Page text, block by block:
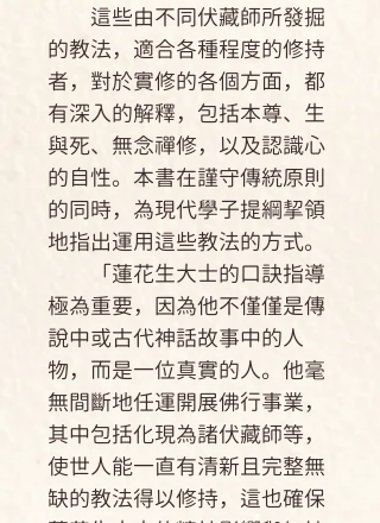
這些由不同伏藏師所發掘
的教法，適合各種程度的修持
者，對於實修的各個方面，都
有深入的解釋，包括本尊、生
與死、無念禪修，以及認識心
的自性。本書在謹守傳統原則
的同時，為現代學子提綱挈領
地指出運用這些教法的方式。
「蓮花生大士的口訣指導
極為重要，因為他不僅僅是傳
說中或古代神話故事中的人
物，而是一位真實的人。他毫
無間斷地任運開展佛行事業，
其中包括化現為諸伏藏師等，
使世人能一直有清新且完整無
缺的教法得以修持，這也確保